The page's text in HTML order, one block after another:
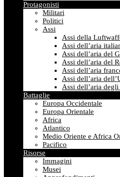
Protagonisti
Militari
Politici
Assi
Assi della
Assi dell’aria
Assi dell’aria del
Assi dell’aria del
Assi dell’aria
Assi dell’aria
Assi dell’aria
Battaglie
Europa Occidentale
Europa Orientale
Africa
Atlantico
Medio Oriente e Africa
Pacifico
Risorse
Immagini
Musei